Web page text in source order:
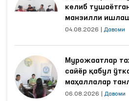
келиб
манзилли
04.08.2026 Давоми
Мурожаатлар
сайёр қабул
маҳаллалар
06.08.2026 Давоми